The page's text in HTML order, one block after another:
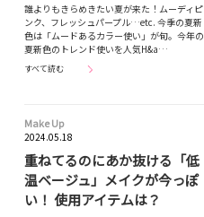
誰よりもきらめきたい夏が来た！ムーディピ
ンク、フレッシュパープル…etc. 今季の夏新
色は「ムードあるカラー使い」が旬。今年の
夏新色のトレンド使いを人気H&a…
すべて読む
Make Up
2024.05.18
重ねてるのにあか抜ける「低
温ベージュ」メイクが今っぽ
い！ 使用アイテムは？